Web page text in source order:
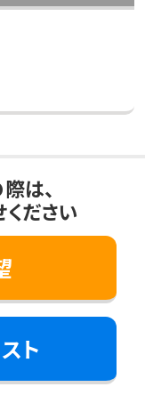
は、
ださい
ト